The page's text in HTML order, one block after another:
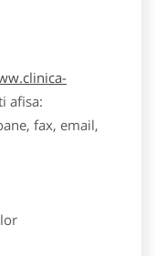
afisa:
fax, email,